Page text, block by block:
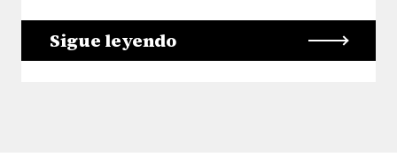
Sigue leyendo